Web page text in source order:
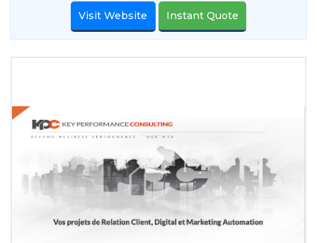
Visit Website Instant Quote